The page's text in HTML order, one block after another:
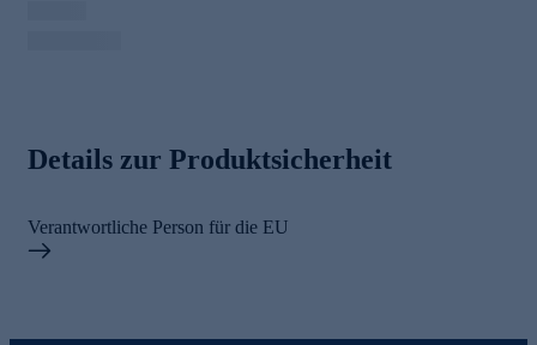
Details zur Produktsicherheit
Verantwortliche Person für die EU